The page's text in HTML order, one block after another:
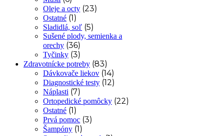
Oleje a octy (23)
Ostatné (1)
Sladidlá, soľ (5)
Sušené plody, semienka a
orechy (36)
Tyčinky (3)
Zdravotnícke potreby (83)
Dávkovače liekov (14)
Diagnostické testy (12)
Náplasti (7)
Ortopedické pomôcky (22)
Ostatné (1)
Prvá pomoc (3)
Šampóny (1)